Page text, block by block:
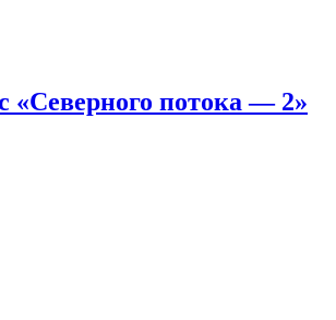
«Северного потока — 2»